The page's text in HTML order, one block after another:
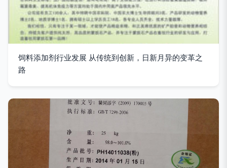
饲料添加剂行业发展 从传统到创新，日新月异的变革之
路